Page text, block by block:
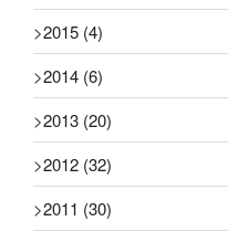
>2015 (4)
>2014 (6)
>2013 (20)
>2012 (32)
>2011 (30)